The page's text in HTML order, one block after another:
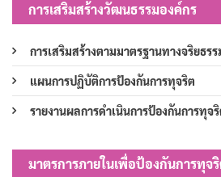
การเสริมสร้างวัฒนธรรมองค์กร
การเสริมสร้างตามมาตรฐานทางจริยธรร
แผนการปฏิบัติการป้องกันการทุจริต
รายงานผลการดำเนินการป้องกันการทุจ
มาตรการภายในเพื่อป้องกันการทุจ